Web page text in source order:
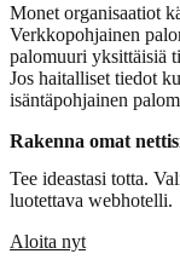
Monet organisaatiot
Verkkopohjainen
palomuuri yksittäisiä
Jos haitalliset tiedot
isäntäpohjainen
Rakenna omat
Tee ideastasi totta.
luotettava webhotelli.
Aloita nyt